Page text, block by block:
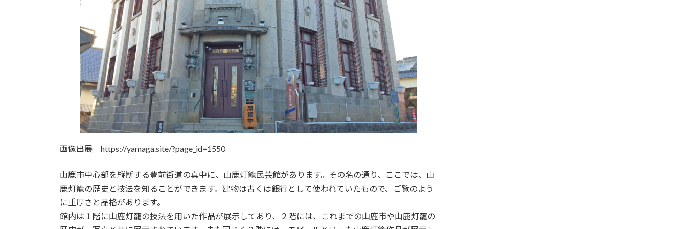
画像出展 https://yamaga.site/?page_id=1550
山鹿市中心部を縦断する豊前街道の真中に、山鹿灯籠民芸館があります。その名の通り、ここでは、山
鹿灯籠の歴史と技法を知ることができます。建物は古くは銀行として使われていたもので、ご覧のよう
に重厚さと品格があります。
館内は１階に山鹿灯籠の技法を用いた作品が展示してあり、２階には、これまでの山鹿市や山鹿灯籠の